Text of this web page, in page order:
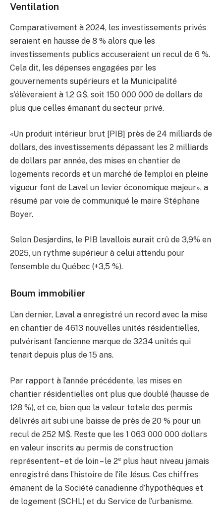
Ventilation
Comparativement à 2024, les investissements privés
seraient en hausse de 8 % alors que les
investissements publics accuseraient un recul de 6 %.
Cela dit, les dépenses engagées par les
gouvernements supérieurs et la Municipalité
s’élèveraient à 1,2 G$, soit 150 000 000 de dollars de
plus que celles émanant du secteur privé.
«Un produit intérieur brut [PIB] près de 24 milliards de
dollars, des investissements dépassant les 2 milliards
de dollars par année, des mises en chantier de
logements records et un marché de l’emploi en pleine
vigueur font de Laval un levier économique majeur», a
résumé par voie de communiqué le maire Stéphane
Boyer.
Selon Desjardins, le PIB lavallois aurait crû de 3,9% en
2025, un rythme supérieur à celui attendu pour
l’ensemble du Québec (+3,5 %).
Boum immobilier
L’an dernier, Laval a enregistré un record avec la mise
en chantier de 4613 nouvelles unités résidentielles,
pulvérisant l’ancienne marque de 3234 unités qui
tenait depuis plus de 15 ans.
Par rapport à l’année précédente, les mises en
chantier résidentielles ont plus que doublé (hausse de
128 %), et ce, bien que la valeur totale des permis
délivrés ait subi une baisse de près de 20 % pour un
recul de 252 M$. Reste que les 1 063 000 000 dollars
en valeur inscrits au permis de construction
représentent– et de loin – le 2e plus haut niveau jamais
enregistré dans l’histoire de l’île Jésus. Ces chiffres
émanent de la Société canadienne d’hypothèques et
de logement (SCHL) et du Service de l’urbanisme.